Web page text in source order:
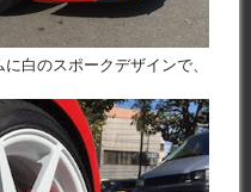
白のスポークデザインで、